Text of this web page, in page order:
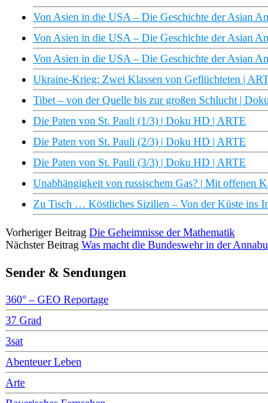
Von Asien in die USA – Die Geschichte der Asian
Von Asien in die USA – Die Geschichte der Asian
Von Asien in die USA – Die Geschichte der Asian
Ukraine-Krieg: Zwei Klassen von Geflüchteten |
Tibet – von der Quelle bis zur großen Schlucht |
Die Paten von St. Pauli (1/3) | Doku HD | ARTE
Die Paten von St. Pauli (2/3) | Doku HD | ARTE
Die Paten von St. Pauli (3/3) | Doku HD | ARTE
Unabhängigkeit von russischem Gas? | Mit offenen
Zu Tisch … Köstliches Sizilien – Von der Küste ins
Vorheriger Beitrag Die Geheimnisse der Mathematik
Nächster Beitrag Was macht die Bundeswehr in der
Sender & Sendungen
360° – GEO Reportage
37 Grad
3sat
Abenteuer Leben
Arte